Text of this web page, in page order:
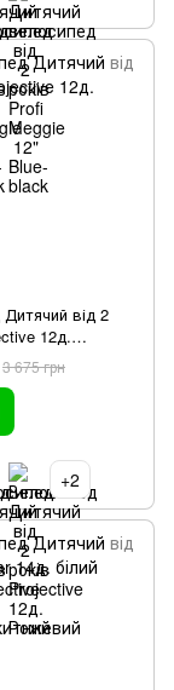
від 2
12д.
3 675 грн
+2